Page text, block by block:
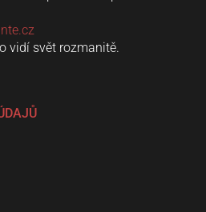
vidí svět rozmanitě.